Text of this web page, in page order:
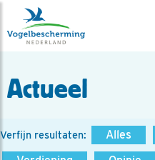
Actueel
Verfijn resultaten: Alles